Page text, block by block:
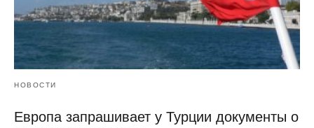
НОВОСТИ
Европа запрашивает у Турции документы о